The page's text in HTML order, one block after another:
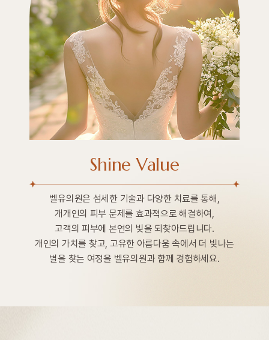
Shine Value
벨유의원은 섬세한 기술과 다양한 치료를 통해,
개개인의 피부 문제를 효과적으로 해결하여,
고객의 피부에 본연의 빛을 되찾아드립니다.
개인의 가치를 찾고, 고유한 아름다움 속에서 더 빛나는
별을 찾는 여정을 벨유의원과 함께 경험하세요.